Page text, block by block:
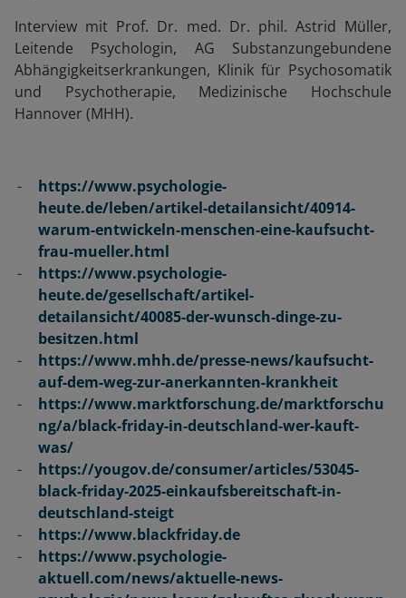
Interview mit Prof. Dr. med. Dr. phil. Astrid Müller,
Leitende Psychologin, AG Substanzungebundene
Abhängigkeitserkrankungen, Klinik für Psychosomatik
und Psychotherapie, Medizinische Hochschule
Hannover (MHH).
https://www.psychologie-
heute.de/leben/artikel-detailansicht/40914-
warum-entwickeln-menschen-eine-kaufsucht-
frau-mueller.html
https://www.psychologie-
heute.de/gesellschaft/artikel-
detailansicht/40085-der-wunsch-dinge-zu-
besitzen.html
https://www.mhh.de/presse-news/kaufsucht-
auf-dem-weg-zur-anerkannten-krankheit
https://www.marktforschung.de/marktforschu
ng/a/black-friday-in-deutschland-wer-kauft-
was/
https://yougov.de/consumer/articles/53045-
black-friday-2025-einkaufsbereitschaft-in-
deutschland-steigt
https://www.blackfriday.de
https://www.psychologie-
aktuell.com/news/aktuelle-news-